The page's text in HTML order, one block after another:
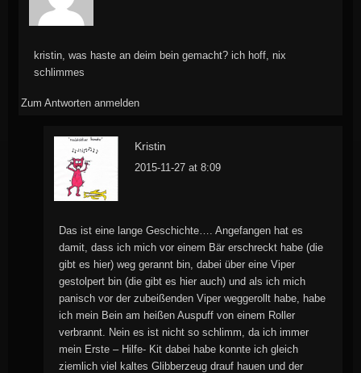
kristin, was haste an deim bein gemacht? ich hoff, nix
schlimmes
Zum Antworten anmelden
Kristin
2015-11-27 at 8:09
Das ist eine lange Geschichte…. Angefangen hat es
damit, dass ich mich vor einem Bär erschreckt habe (die
gibt es hier) weg gerannt bin, dabei über eine Viper
gestolpert bin (die gibt es hier auch) und als ich mich
panisch vor der zubeißenden Viper weggerollt habe, habe
ich mein Bein am heißen Auspuff von einem Roller
verbrannt. Nein es ist nicht so schlimm, da ich immer
mein Erste – Hilfe- Kit dabei habe konnte ich gleich
ziemlich viel kaltes Glibberzeug drauf hauen und der